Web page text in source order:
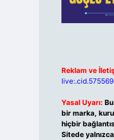
Reklam ve
Yasal Uyarı:
bir marka,
hiçbir
Sitede yalnızca